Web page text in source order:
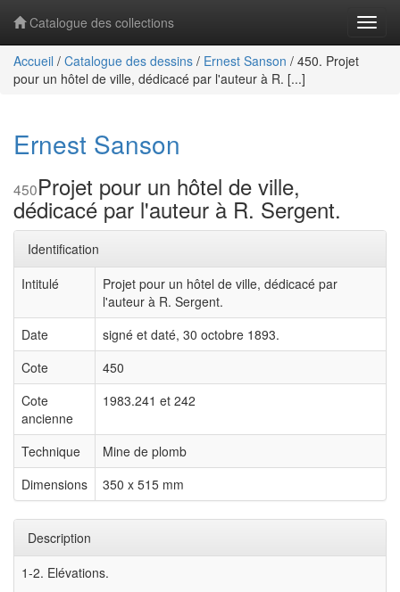
Catalogue des collections
Accueil / Catalogue des dessins / Ernest Sanson / 450. Projet
pour un hôtel de ville, dédicacé par l'auteur à R. [...]
Ernest Sanson
450Projet pour un hôtel de ville,
dédicacé par l'auteur à R. Sergent.
Identification
Intitulé
Projet pour un hôtel de ville, dédicacé par
l'auteur à R. Sergent.
Date
signé et daté, 30 octobre 1893.
Cote
450
Cote
ancienne
1983.241 et 242
Technique
Mine de plomb
Dimensions
350 x 515 mm
Description
1-2. Elévations.